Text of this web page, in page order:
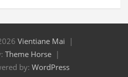
Vientiane Mai
Theme Horse
by: WordPress